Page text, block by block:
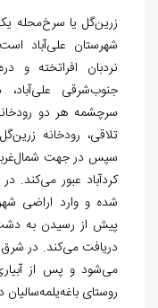
زرین‌گل یا سرخ‌محله
شهرستان علی‌آباد
جنوب‌شرقی
سرچشمه هر دو
تلاقی، رودخانه
سپس در جهت
کردآباد عبور می‌کند.
شده و وارد اراضی
پیش از رسیدن به
دریافت می‌کند. در شرق
می‌شود و پس از
روستای